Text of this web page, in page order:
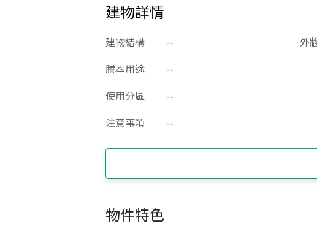
建物詳情
建物結構 -- 外
謄本用途
--
使用分區
--
注意事項
--
物件特色